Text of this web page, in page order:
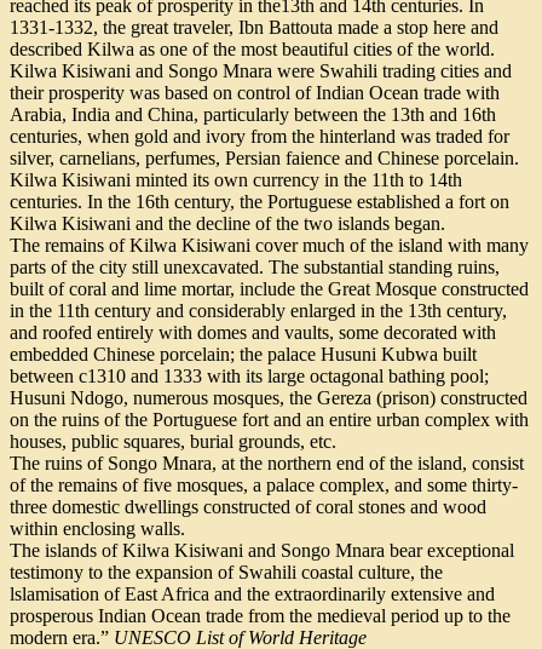
reached its peak of prosperity in the13th and 14th centuries. In
1331-1332, the great traveler, Ibn Battouta made a stop here and
described Kilwa as one of the most beautiful cities of the world.
Kilwa Kisiwani and Songo Mnara were Swahili trading cities and
their prosperity was based on control of Indian Ocean trade with
Arabia, India and China, particularly between the 13th and 16th
centuries, when gold and ivory from the hinterland was traded for
silver, carnelians, perfumes, Persian faience and Chinese porcelain.
Kilwa Kisiwani minted its own currency in the 11th to 14th
centuries. In the 16th century, the Portuguese established a fort on
Kilwa Kisiwani and the decline of the two islands began.
The remains of Kilwa Kisiwani cover much of the island with many
parts of the city still unexcavated. The substantial standing ruins,
built of coral and lime mortar, include the Great Mosque constructed
in the 11th century and considerably enlarged in the 13th century,
and roofed entirely with domes and vaults, some decorated with
embedded Chinese porcelain; the palace Husuni Kubwa built
between c1310 and 1333 with its large octagonal bathing pool;
Husuni Ndogo, numerous mosques, the Gereza (prison) constructed
on the ruins of the Portuguese fort and an entire urban complex with
houses, public squares, burial grounds, etc.
The ruins of Songo Mnara, at the northern end of the island, consist
of the remains of five mosques, a palace complex, and some thirty-
three domestic dwellings constructed of coral stones and wood
within enclosing walls.
The islands of Kilwa Kisiwani and Songo Mnara bear exceptional
testimony to the expansion of Swahili coastal culture, the
lslamisation of East Africa and the extraordinarily extensive and
prosperous Indian Ocean trade from the medieval period up to the
modern era.” UNESCO List of World Heritage